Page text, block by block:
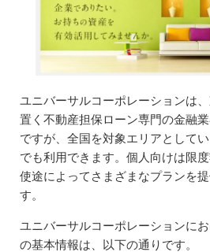
ユニバーサルコーポレーションは
置く不動産担保ローン専門の金融
ですが、全国を対象エリアとして
でも利用できます。個人向けは限
使途によってさまざまなプランを
す。
ユニバーサルコーポレーションに
の基本情報は、以下の通りです。